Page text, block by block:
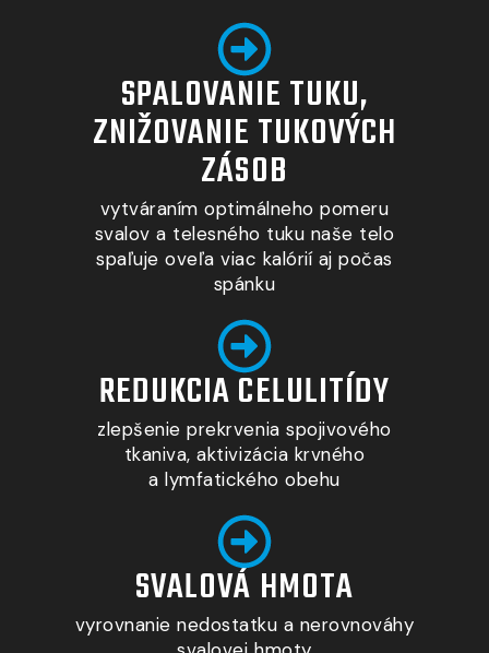
SPALOVANIE TUKU,
ZNIŽOVANIE TUKOVÝCH
ZÁSOB
vytváraním optimálneho pomeru
svalov a telesného tuku naše telo
spaľuje oveľa viac kalórií aj počas
spánku
REDUKCIA CELULITÍDY
zlepšenie prekrvenia spojivového
tkaniva, aktivizácia krvného
a lymfatického obehu
SVALOVÁ HMOTA
vyrovnanie nedostatku a nerovnováhy